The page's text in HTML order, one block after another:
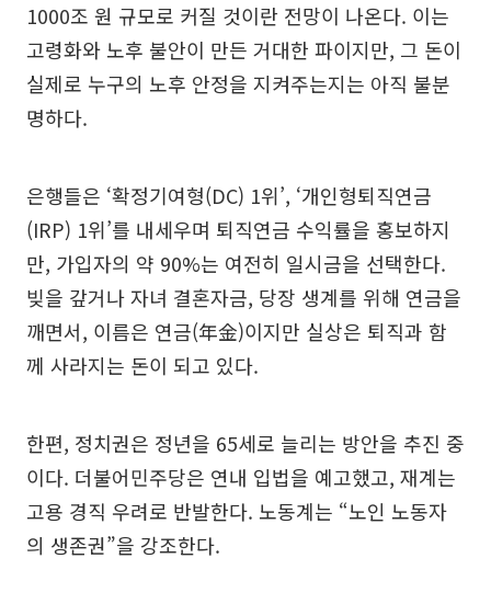
1000조 원 규모로 커질 것이란 전망이 나온다. 이는
고령화와 노후 불안이 만든 거대한 파이지만, 그 돈이
실제로 누구의 노후 안정을 지켜주는지는 아직 불분
명하다.
은행들은 ‘확정기여형(DC) 1위’, ‘개인형퇴직연금
(IRP) 1위’를 내세우며 퇴직연금 수익률을 홍보하지
만, 가입자의 약 90%는 여전히 일시금을 선택한다.
빚을 갚거나 자녀 결혼자금, 당장 생계를 위해 연금을
깨면서, 이름은 연금(年金)이지만 실상은 퇴직과 함
께 사라지는 돈이 되고 있다.
한편, 정치권은 정년을 65세로 늘리는 방안을 추진 중
이다. 더불어민주당은 연내 입법을 예고했고, 재계는
고용 경직 우려로 반발한다. 노동계는 “노인 노동자
의 생존권”을 강조한다.